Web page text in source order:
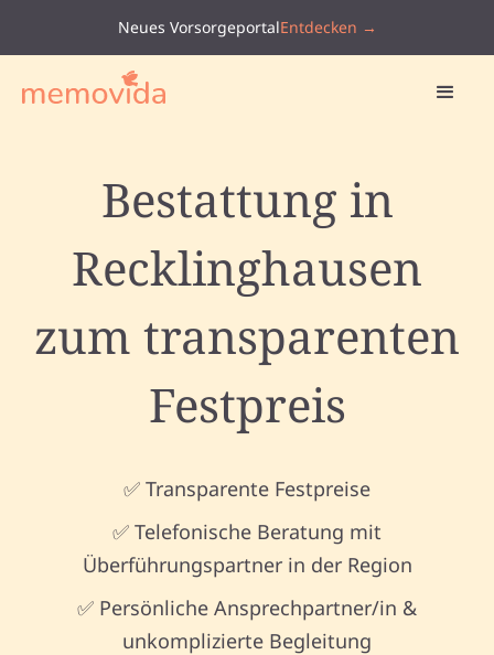
Neues VorsorgeportalEntdecken →
Bestattung in
Recklinghausen
zum transparenten
Festpreis
✅ Transparente Festpreise
✅ Telefonische Beratung mit
Überführungspartner in der Region
✅ Persönliche Ansprechpartner/in &
unkomplizierte Begleitung